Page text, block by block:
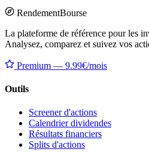
RendementBourse
La plateforme de référence pour les
Analysez, comparez et suivez vos
Premium — 9.99€/mois
Outils
Screener d'actions
Calendrier dividendes
Résultats financiers
Splits d'actions